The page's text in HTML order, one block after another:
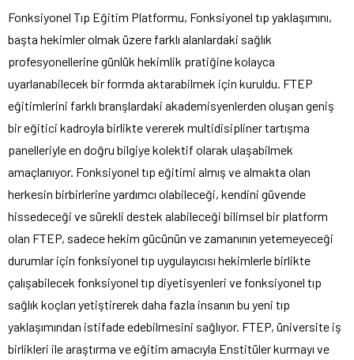
Fonksiyonel Tıp Eğitim Platformu, Fonksiyonel tıp yaklaşımını,
başta hekimler olmak üzere farklı alanlardaki sağlık
profesyonellerine günlük hekimlik pratiğine kolayca
uyarlanabilecek bir formda aktarabilmek için kuruldu. FTEP
eğitimlerini farklı branşlardaki akademisyenlerden oluşan geniş
bir eğitici kadroyla birlikte vererek multidisipliner tartışma
panelleriyle en doğru bilgiye kolektif olarak ulaşabilmek
amaçlanıyor. Fonksiyonel tıp eğitimi almış ve almakta olan
herkesin birbirlerine yardımcı olabileceği, kendini güvende
hissedeceği ve sürekli destek alabileceği bilimsel bir platform
olan FTEP, sadece hekim gücünün ve zamanının yetemeyeceği
durumlar için fonksiyonel tıp uygulayıcısı hekimlerle birlikte
çalışabilecek fonksiyonel tıp diyetisyenleri ve fonksiyonel tıp
sağlık koçları yetiştirerek daha fazla insanın bu yeni tıp
yaklaşımından istifade edebilmesini sağlıyor. FTEP, üniversite iş
birlikleri ile araştırma ve eğitim amacıyla Enstitüler kurmayı ve